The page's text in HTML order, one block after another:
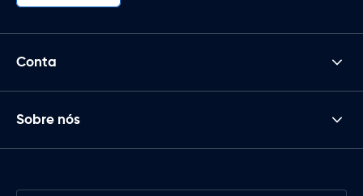
Conta
Sobre nós